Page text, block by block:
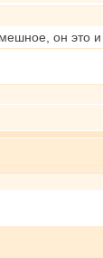
он это